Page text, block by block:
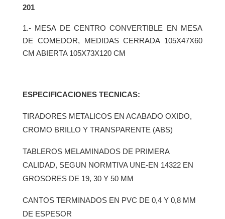
201
1.- MESA DE CENTRO CONVERTIBLE EN MESA
DE COMEDOR, MEDIDAS CERRADA 105X47X60
CM ABIERTA 105X73X120 CM
ESPECIFICACIONES TECNICAS:
TIRADORES METALICOS EN ACABADO OXIDO,
CROMO BRILLO Y TRANSPARENTE (ABS)
TABLEROS MELAMINADOS DE PRIMERA
CALIDAD, SEGUN NORMTIVA UNE-EN 14322 EN
GROSORES DE 19, 30 Y 50 MM
CANTOS TERMINADOS EN PVC DE 0,4 Y 0,8 MM
DE ESPESOR